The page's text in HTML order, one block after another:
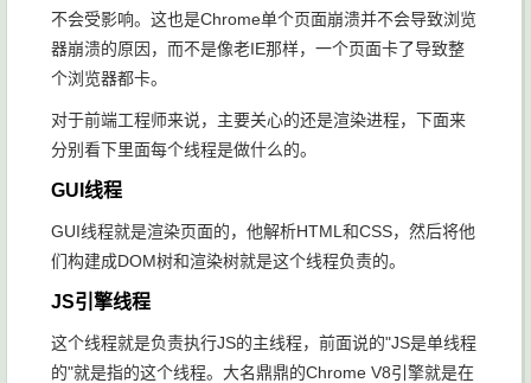
不会受影响。这也是Chrome单个页面崩溃并不会导致浏览
器崩溃的原因，而不是像老IE那样，一个页面卡了导致整
个浏览器都卡。
对于前端工程师来说，主要关心的还是渲染进程，下面来
分别看下里面每个线程是做什么的。
GUI线程
GUI线程就是渲染页面的，他解析HTML和CSS，然后将他
们构建成DOM树和渲染树就是这个线程负责的。
JS引擎线程
这个线程就是负责执行JS的主线程，前面说的"JS是单线程
的"就是指的这个线程。大名鼎鼎的Chrome V8引擎就是在